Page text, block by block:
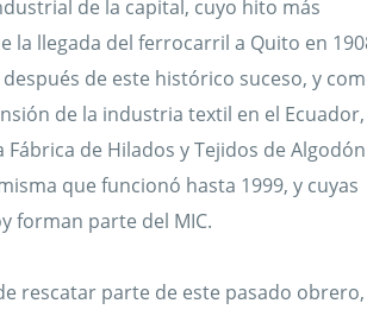
de la capital, cuyo hito más
la llegada del ferrocarril a Quito en
de este histórico suceso, y
de la industria textil en el
Fábrica de Hilados y Tejidos de Algodón
que funcionó hasta 1999, y cuyas
forman parte del MIC.
rescatar parte de este pasado obrero,